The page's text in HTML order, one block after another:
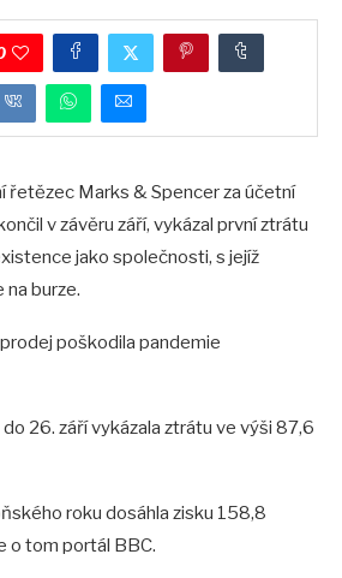
řetězec Marks & Spencer za účetní
v závěru září, vykázal první ztrátu
jako společnosti, s jejíž
burze.
poškodila pandemie
26. září vykázala ztrátu ve výši 87,6
roku dosáhla zisku 158,8
o tom portál BBC.